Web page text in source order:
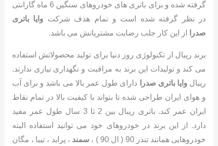
گرفته شده و برای باتری های خودروهای سنگین 6 ماه گارانتی
در نظر گرفته شده است و تمام هدف شرکت وایا باتری
صدرا
از این کار جلب رضایت مشتریانش می باشد.
برند ریبال از تکنولوژی روز دنیا برای تولید محصولاتش استفاده
می کند و تولیدات این برند به مراقبت و نگهداری نیازی ندارند.
ریبال وایا باتری صدرا دارای طول عمر بالا می باشد و برای آب
و هوای ایران طراحی شده تا بتواند با کیفیت بالا در تمام نقاط
ایران عمر کند. باتری ریبال بین 2 تا 3 سال طول عمر مفید
دارد. از این برند در خودروهای خود می توانید استفاده البته
خودروهایی همانند تندر 90 ( ال 90 ) ،
سمند ، پراید ، تیبا ، مگان